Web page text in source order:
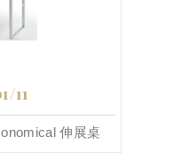
11
伸展桌